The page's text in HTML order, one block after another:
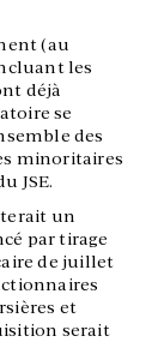
(au
les
déjà
se
des
minoritaires
JSE.
un
par tirage
de juillet
et
serait